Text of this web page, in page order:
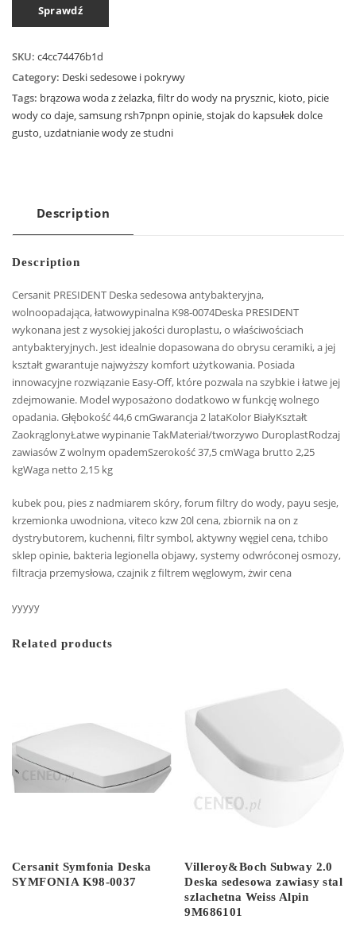
Sprawdź
SKU: c4cc74476b1d
Category: Deski sedesowe i pokrywy
Tags: brązowa woda z żelazka,filtr do wody na prysznic, kioto, picie
wody co daje,samsung rsh7pnpn opinie,stojak do kapsułek dolce
gusto, uzdatnianie wody ze studni
Description
Description
Cersanit PRESIDENT Deska sedesowa antybakteryjna,
wolnoopadająca, łatwowypinalna K98-0074Deska PRESIDENT
wykonana jest z wysokiej jakości duroplastu, o właściwościach
antybakteryjnych. Jest idealnie dopasowana do obrysu ceramiki, a jej
kształt gwarantuje najwyższy komfort użytkowania. Posiada
innowacyjne rozwiązanie Easy-Off, które pozwala na szybkie i łatwe jej
zdejmowanie. Model wyposażono dodatkowo w funkcję wolnego
opadania. Głębokość 44,6 cmGwarancja 2 lataKolor BiałyKształt
ZaokrąglonyŁatwe wypinanie TakMateriał/tworzywo DuroplastRodzaj
zawiasów Z wolnym opademSzerokość 37,5 cmWaga brutto 2,25
kgWaga netto 2,15 kg
kubek pou, pies z nadmiarem skóry, forum filtry do wody, payu sesje,
krzemionka uwodniona, viteco kzw 20l cena, zbiornik na on z
dystrybutorem, kuchenni, filtr symbol, aktywny węgiel cena, tchibo
sklep opinie, bakteria legionella objawy, systemy odwróconej osmozy,
filtracja przemysłowa, czajnik z filtrem węglowym, żwir cena
yyyyy
Related products
Cersanit Symfonia Deska
SYMFONIA K98-0037
Villeroy&Boch Subway 2.0
Deska sedesowa zawiasy stal
szlachetna Weiss Alpin
9M686101